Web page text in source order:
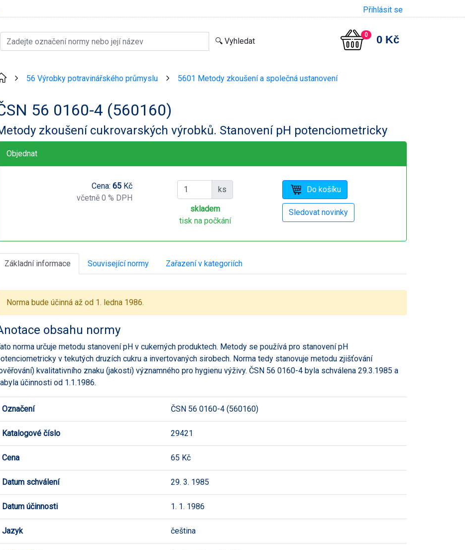
Přihlásit se
0 0 Kč
56 Výrobky potravinářského průmyslu 5601 Metody zkoušení a společná ustanovení
56 0160-4 (560160)
zkoušení cukrovarských výrobků. Stanovení pH potenciometricky
Objednat
Cena: 65Kč
včetně 0 % DPH
ks
skladem
tisk na počkání
Základní informace Související normy Zařazení v kategoriích
Norma bude účinná až od 1. ledna 1986.
obsahu normy
norma určuje metodu stanovení pH v cukerných produktech. Metody se používá pro stanovení pH
v tekutých druzích cukru a invertovaných sirobech. Norma tedy stanovuje metodu zjišťování
kvalitativního znaku (jakosti) významného pro hygienu výživy. ČSN 56 0160-4 byla schválena 29.3.1985 a
účinnosti od 1.1.1986.
Označení ČSN 56 0160-4 (560160)
Katalogové číslo 29421
Cena 65 Kč
Datum schválení 29. 3. 1985
Datum účinnosti 1. 1. 1986
Jazyk čeština